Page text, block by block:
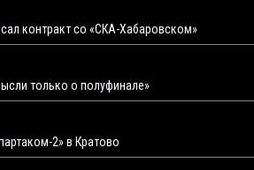
контракт со «СКА-Хабаровском»
только о полуфинале»
2» в Кратово